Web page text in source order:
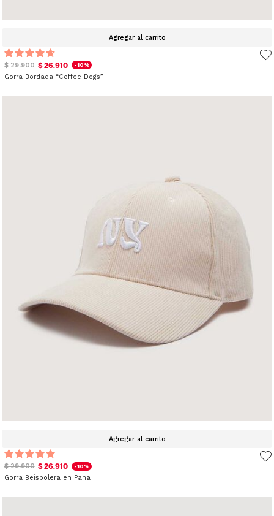
Agregar al carrito
$ 29.900 $ 26.910 -10%
Gorra Bordada “Coffee Dogs”
Agregar al carrito
$ 29.900 $ 26.910 -10%
Gorra Beisbolera en Pana